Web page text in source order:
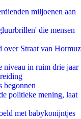
miljoenen aan
die mensen
over Straat van Hormuz
niveau in ruim drie jaar
begonnen
politieke mening, laat
met babykonijntjes